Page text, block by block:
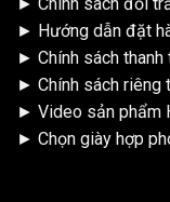
► Hướng dẫn đặt
► Chính sách thanh
► Chính sách riêng
► Video sản phẩm
► Chọn giày hợp